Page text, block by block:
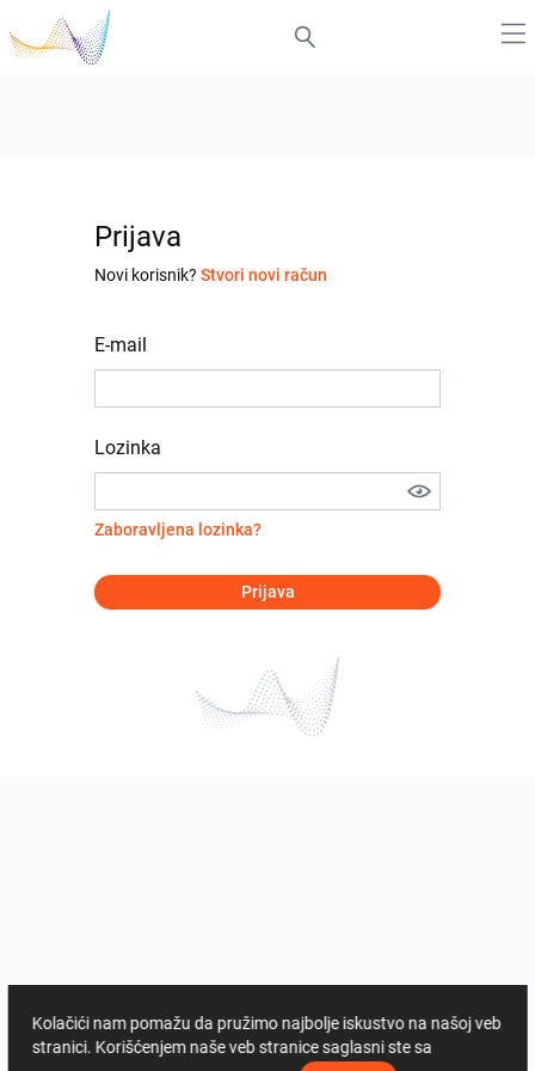
Prijava
Novi korisnik? Stvori novi račun
E-mail
Lozinka
Zaboravljena lozinka?
Prijava
Kolačići nam pomažu da pružimo najbolje iskustvo na našoj veb
stranici. Korišćenjem naše veb stranice saglasni ste sa